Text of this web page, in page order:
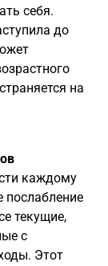
себя.
до
на
каждому
послабление
текущие,
с
Этот